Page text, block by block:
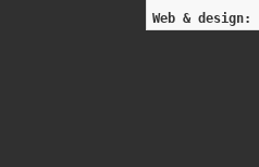
Web & design: